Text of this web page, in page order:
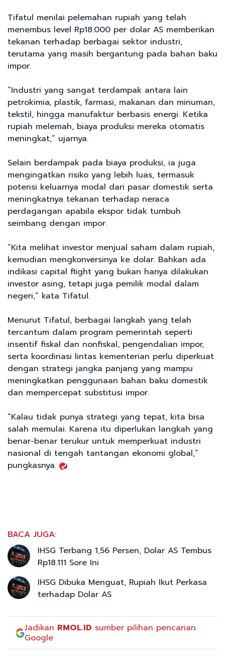
Tifatul menilai pelemahan rupiah yang telah
menembus level Rp18.000 per dolar AS memberikan
tekanan terhadap berbagai sektor industri,
terutama yang masih bergantung pada bahan baku
impor.
“Industri yang sangat terdampak antara lain
petrokimia, plastik, farmasi, makanan dan minuman,
tekstil, hingga manufaktur berbasis energi. Ketika
rupiah melemah, biaya produksi mereka otomatis
meningkat,” ujarnya.
Selain berdampak pada biaya produksi, ia juga
mengingatkan risiko yang lebih luas, termasuk
potensi keluarnya modal dari pasar domestik serta
meningkatnya tekanan terhadap neraca
perdagangan apabila ekspor tidak tumbuh
seimbang dengan impor.
“Kita melihat investor menjual saham dalam rupiah,
kemudian mengkonversinya ke dolar. Bahkan ada
indikasi capital flight yang bukan hanya dilakukan
investor asing, tetapi juga pemilik modal dalam
negeri,” kata Tifatul.
Menurut Tifatul, berbagai langkah yang telah
tercantum dalam program pemerintah seperti
insentif fiskal dan nonfiskal, pengendalian impor,
serta koordinasi lintas kementerian perlu diperkuat
dengan strategi jangka panjang yang mampu
meningkatkan penggunaan bahan baku domestik
dan mempercepat substitusi impor.
“Kalau tidak punya strategi yang tepat, kita bisa
salah memulai. Karena itu diperlukan langkah yang
benar-benar terukur untuk memperkuat industri
nasional di tengah tantangan ekonomi global,”
pungkasnya.
BACA JUGA:
IHSG Terbang 1,56 Persen, Dolar AS Tembus
Rp18.111 Sore Ini
IHSG Dibuka Menguat, Rupiah Ikut Perkasa
terhadap Dolar AS
Jadikan RMOL.ID sumber pilihan pencarian
Google